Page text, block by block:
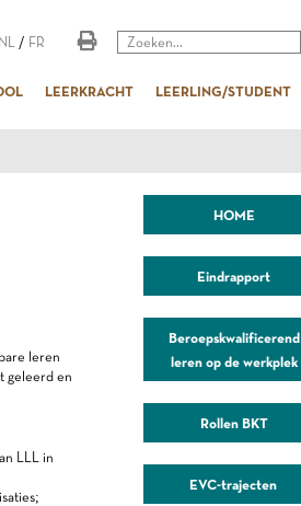
NL / FR
LEERKRACHT LEERLING/STUDENT
leren
geleerd en
LLL in
HOME
Eindrapport
Beroepskwalificerend
leren op de werkplek
Rollen BKT
EVC-trajecten